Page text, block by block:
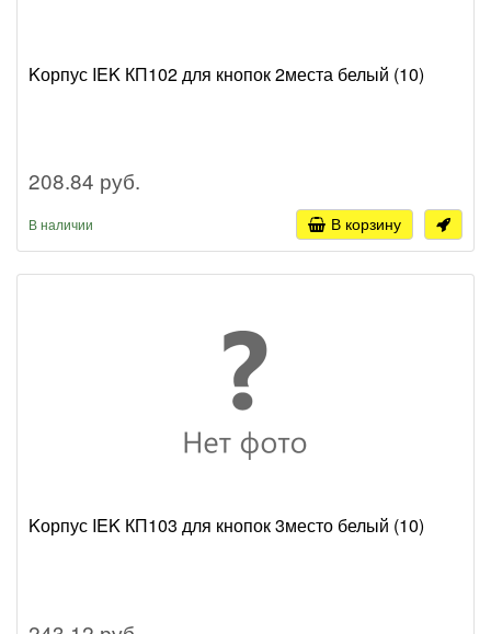
Kорпус IEK КП102 для кнопок 2места белый (10)
208.84 руб.
В наличии В корзину
Kорпус IEK КП103 для кнопок 3место белый (10)